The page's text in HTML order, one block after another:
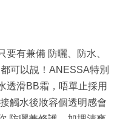
可以靚！ANESSA特別
透滑BB霜，唔單止採用
觸水後妝容個透明感會
防曬兼修護，加埋清爽